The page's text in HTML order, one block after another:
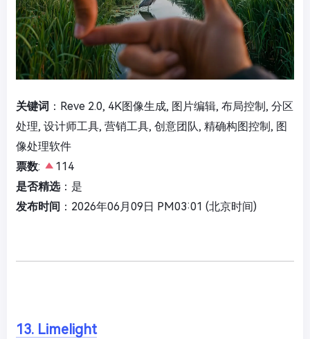
关键词 ：Reve 2.0, 4K图像生成, 图片编辑, 布局控制, 分区
处理, 设计师工具, 营销工具, 创意团队, 精确构图控制, 图
像处理软件
票数:
114
是否精选：是
发布时间 ：2026年06月09日 PM03:01 (北京时间)
13. Limelight